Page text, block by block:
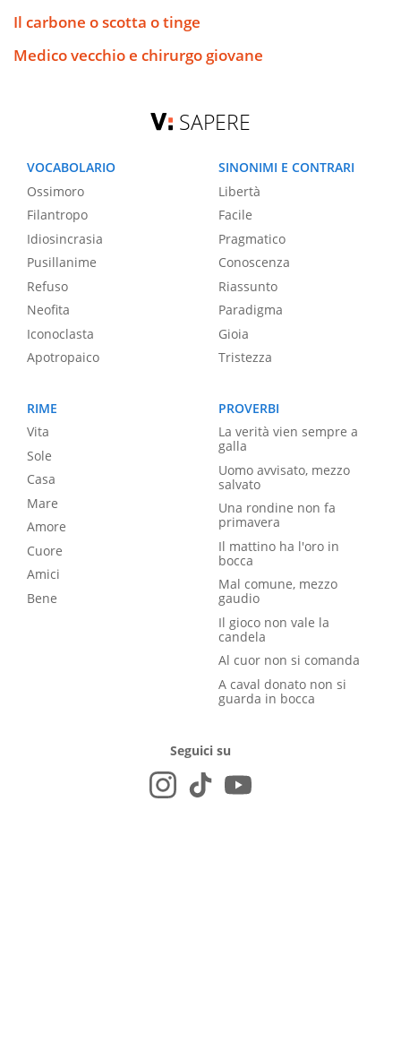
Il carbone o scotta o tinge
Medico vecchio e chirurgo giovane
SAPERE
VOCABOLARIO
Ossimoro
Filantropo
Idiosincrasia
Pusillanime
Refuso
Neofita
Iconoclasta
Apotropaico
SINONIMI E CONTRARI
Libertà
Facile
Pragmatico
Conoscenza
Riassunto
Paradigma
Gioia
Tristezza
RIME
Vita
Sole
Casa
Mare
Amore
Cuore
Amici
Bene
PROVERBI
La verità vien sempre a
galla
Uomo avvisato, mezzo
salvato
Una rondine non fa
primavera
Il mattino ha l'oro in
bocca
Mal comune, mezzo
gaudio
Il gioco non vale la
candela
Al cuor non si comanda
A caval donato non si
guarda in bocca
Seguici su